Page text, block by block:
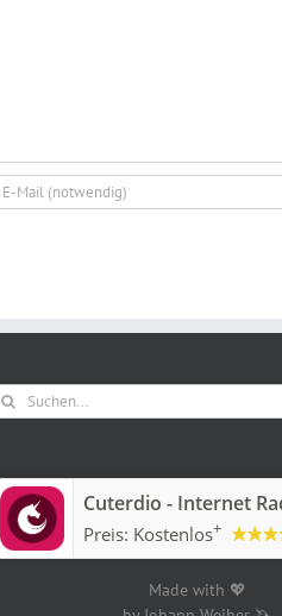
Suche
Preis: Kostenlos+
Made with 💖